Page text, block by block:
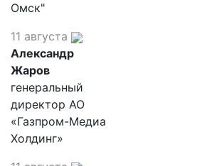
Омск"
11 августа
Александр
Жаров
генеральный
директор АО
«Газпром-Медиа
Холдинг»